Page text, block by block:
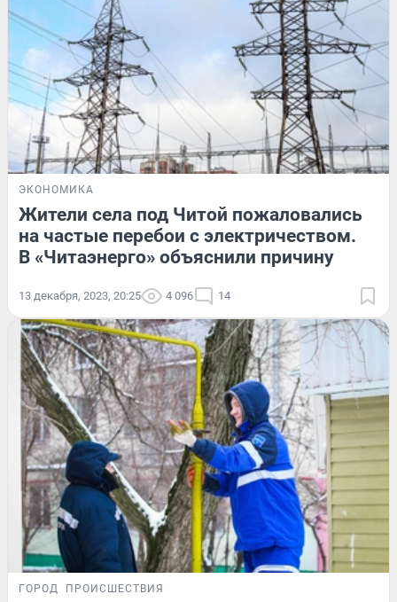
ЭКОНОМИКА
Жители села под Читой пожаловались
на частые перебои с электричеством.
В «Читаэнерго» объяснили причину
13 декабря, 2023, 20:25 4 096 14
ГОРОД ПРОИСШЕСТВИЯ